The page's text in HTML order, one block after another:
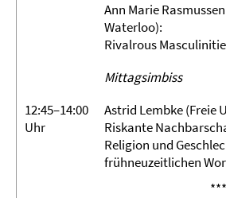
Ann Marie
Waterloo):
Rivalrous
Mittagsimbiss
12:45–14:00
Uhr
Astrid Lembke (Freie
Riskante
Religion und
frühneuzeitlichen
***